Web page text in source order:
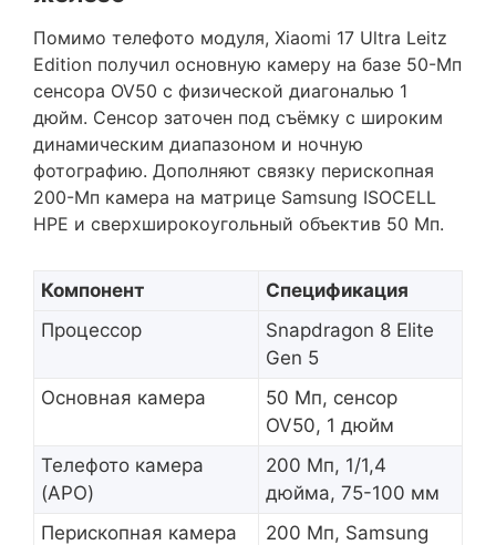
Помимо телефото модуля, Xiaomi 17 Ultra Leitz
Edition получил основную камеру на базе 50-Мп
сенсора OV50 с физической диагональю 1
дюйм. Сенсор заточен под съёмку с широким
динамическим диапазоном и ночную
фотографию. Дополняют связку перископная
200-Мп камера на матрице Samsung ISOCELL
HPE и сверхширокоугольный объектив 50 Мп.
Компонент
Спецификация
Процессор
Snapdragon 8 Elite
Gen 5
Основная камера
50 Мп, сенсор
OV50, 1 дюйм
Телефото камера
(APO)
200 Мп, 1/1,4
дюйма, 75-100 мм
Перископная камера
200 Мп, Samsung